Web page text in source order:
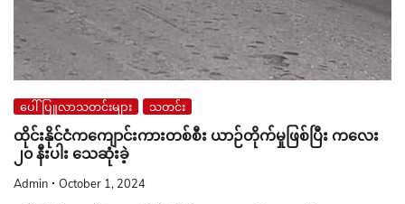
ပေါ်ပြူလာသတင်းများ သတင်း
ထိုင်းနိုင်ငံကကျောင်းကားတစ်စီး ယာဉ်တိုက်မှုဖြစ်ပြီး ကလေး
၂၀ နီးပါး သေဆုံးခဲ့
Admin October 1, 2024